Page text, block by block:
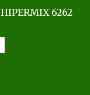
HIPERMIX 6262